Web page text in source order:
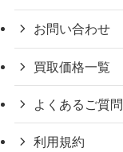
お問い合わせ
買取価格一覧
よくあるご質問
利用規約